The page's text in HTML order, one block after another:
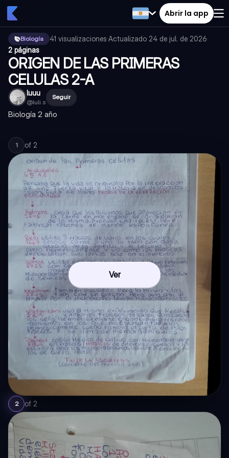
Abrir la app
Biología 41 visualizaciones·Actualizado 24 de jul. de 2026·
2 páginas
ORIGEN DE LAS PRIMERAS
CELULAS 2-A
luuu
@luli.s
Seguir
Biología 2 año
1 of 2
Ver
2 of 2